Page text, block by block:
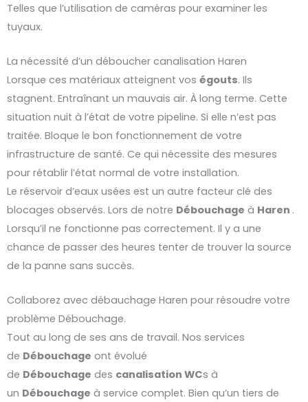
Telles que l’utilisation de caméras pour examiner les
tuyaux.
La nécessité d’un déboucher canalisation Haren
Lorsque ces matériaux atteignent vos égouts. Ils
stagnent. Entraînant un mauvais air. À long terme. Cette
situation nuit à l’état de votre pipeline. Si elle n’est pas
traitée. Bloque le bon fonctionnement de votre
infrastructure de santé. Ce qui nécessite des mesures
pour rétablir l’état normal de votre installation.
Le réservoir d’eaux usées est un autre facteur clé des
blocages observés. Lors de notre Débouchage à Haren .
Lorsqu’il ne fonctionne pas correctement. Il y a une
chance de passer des heures tenter de trouver la source
de la panne sans succès.
Collaborez avec débauchage Haren pour résoudre votre
problème Débouchage.
Tout au long de ses ans de travail. Nos services
de Débouchage ont évolué
de Débouchage des canalisation WCs à
un Débouchage à service complet. Bien qu’un tiers de